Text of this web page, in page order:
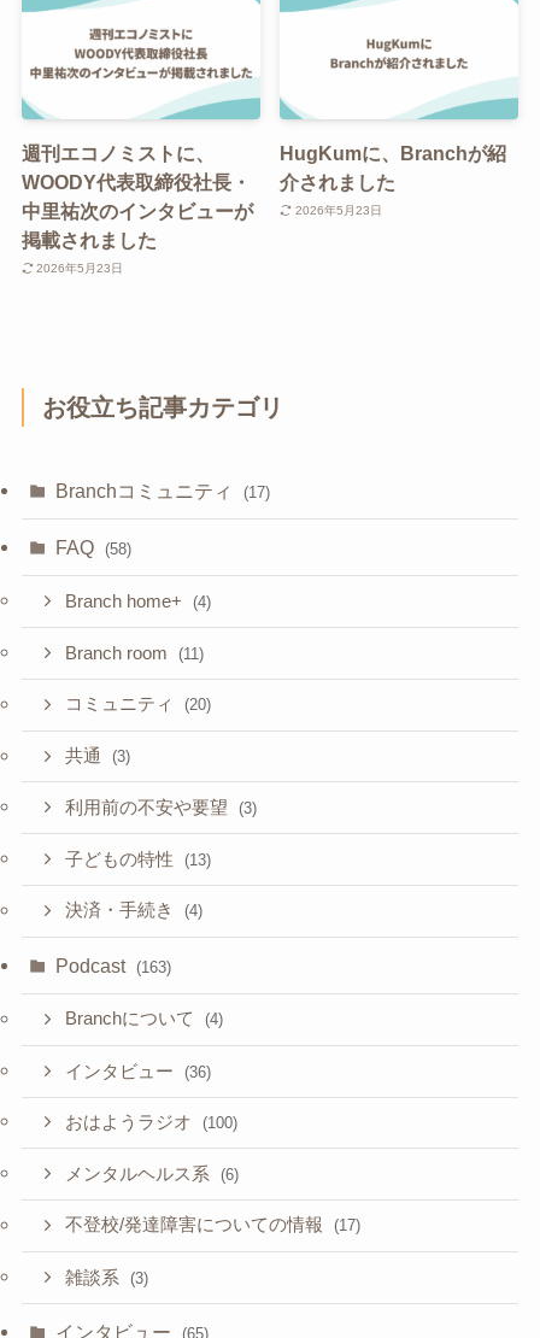
週刊エコノミストに、
WOODY代表取締役社長・
中里祐次のインタビューが
掲載されました
2026年5月23日
HugKumに、Branchが紹
介されました
2026年5月23日
お役立ち記事カテゴリ
Branchコミュニティ (17)
FAQ (58)
Branch home+ (4)
Branch room (11)
コミュニティ (20)
共通 (3)
利用前の不安や要望 (3)
子どもの特性 (13)
決済・手続き (4)
Podcast (163)
Branchについて (4)
インタビュー (36)
おはようラジオ (100)
メンタルヘルス系 (6)
不登校/発達障害についての情報 (17)
雑談系 (3)
インタビュー (65)